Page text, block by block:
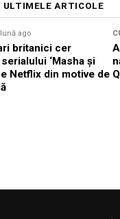
ULTIMELE ARTICOLE
ago
britanici cer
‘Masha și
Netflix din motive de